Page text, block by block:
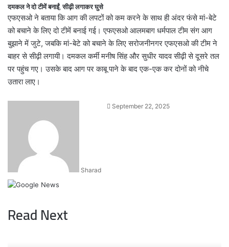
दमकल ने दो टीमें बनाईं, सीढ़ी लगाकर घुसे
एफएसओ ने बताया कि आग की लपटों को कम करने के साथ ही अंदर फंसे मां-बेटे
को बचाने के लिए दो टीमें बनाई गई। एफएसओ आलमबाग धर्मपाल टीम संग आग
बुझाने में जुटे, जबकि मां-बेटे को बचाने के लिए सरोजनीनगर एफएसओ की टीम ने
बाहर से सीढ़ी लगायी। दमकल कर्मी मनीष सिंह और सुधीर यादव सीढ़ी से दूसरे तल
पर पहुंच गए। उसके बाद आग पर काबू पाने के बाद एक-एक कर दोनों को नीचे
उतारा लाए।
Sharad
SendSeptember 22, 2025
Read Next